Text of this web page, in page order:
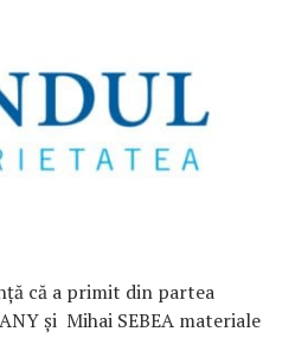
că a primit din partea
și Mihai SEBEA materiale